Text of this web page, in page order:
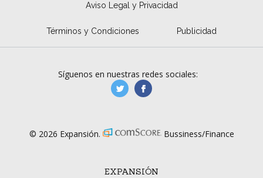
Aviso Legal y Privacidad
Términos y Condiciones Publicidad
EXPANSIÓN
Síguenos en nuestras redes sociales:
manufacturaGE
© 2026 Expansión. Bussiness/Finance